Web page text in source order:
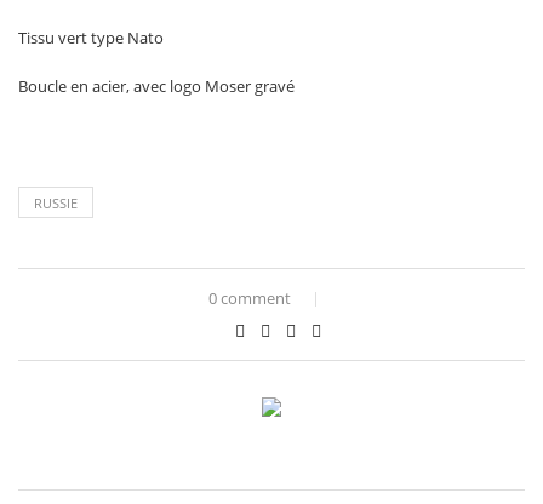
Tissu vert type Nato
Boucle en acier, avec logo Moser gravé
RUSSIE
0 comment